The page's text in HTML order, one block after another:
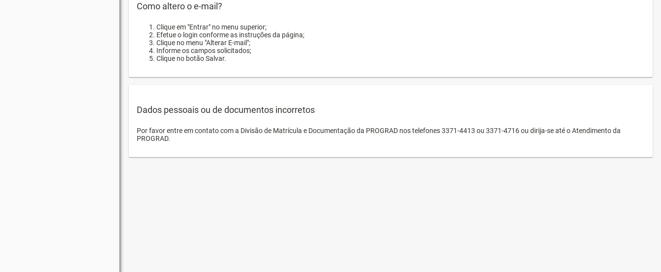
Como altero o e-mail?
Clique em "Entrar" no menu superior;
Efetue o login conforme as instruções da página;
Clique no menu "Alterar E-mail";
Informe os campos solicitados;
Clique no botão Salvar.
Dados pessoais ou de documentos incorretos
Por favor entre em contato com a Divisão de Matrícula e Documentação da PROGRAD nos telefones 3371-4413 ou 3371-4716 ou dirija-se até o Atendimento da
PROGRAD.